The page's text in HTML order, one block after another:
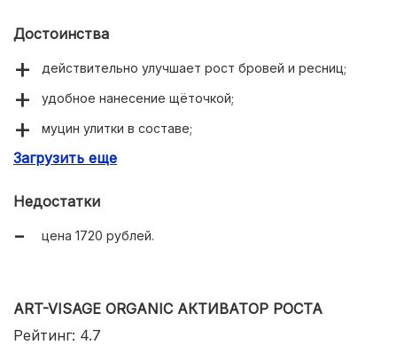
Достоинства
действительно улучшает рост бровей и ресниц;
удобное нанесение щёточкой;
муцин улитки в составе;
экономное расходование средства.
Загрузить еще
Недостатки
цена 1720 рублей.
ART-VISAGE ORGANIC АКТИВАТОР РОСТА
Рейтинг: 4.7